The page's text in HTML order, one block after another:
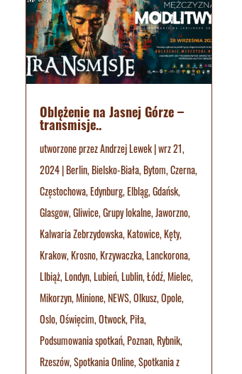
Oblężenie na Jasnej Górze –
transmisje..
utworzone przezAndrzej Lewek|wrz 21,
2024|Berlin,Bielsko-Biała,Bytom,Czerna,
Częstochowa,Edynburg,Elbląg,Gdańsk,
Glasgow,Gliwice,Grupy lokalne,Jaworzno,
Kalwaria Zebrzydowska,Katowice,Kęty,
Krakow,Krosno,Krzywaczka,Lanckorona,
LIbiąż,Londyn,Lubień,Lublin,Łódź,Mielec,
Mikorzyn,Minione,NEWS,Olkusz,Opole,
Oslo,Oświęcim,Otwock,Piła,
Podsumowania spotkań,Poznan,Rybnik,
Rzeszów,Spotkania Online,Spotkania z